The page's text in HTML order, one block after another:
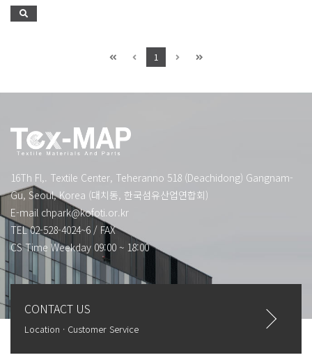
1
16Th Fl,. Textile Center, Teheranno 518 (Deachidong) Gangnam-
Gu, Seoul, Korea (대치동, 한국섬유산업연합회)
E-mail chpark@kofoti.or.kr
TEL 02-528-4024~6 / FAX
CS Time Weekday 09:00 ~ 18:00
CONTACT US
Location · Customer Service